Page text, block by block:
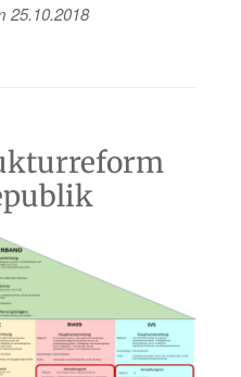
25.10.2018